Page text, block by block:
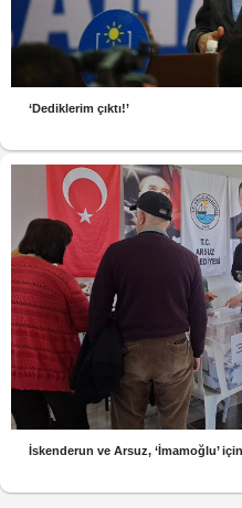
‘Dediklerim çıktı!’
İskenderun ve Arsuz, ‘İmamoğlu’